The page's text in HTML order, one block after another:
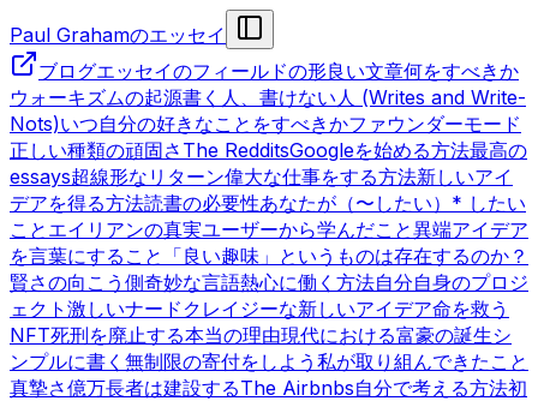
Paul Grahamのエッセイ
ブログエッセイのフィールドの形良い文章何をすべきか
ウォーキズムの起源書く人、書けない人 (Writes and Write-
Nots)いつ自分の好きなことをすべきかファウンダーモード
正しい種類の頑固さ The RedditsGoogleを始める方法最高の
essays超線形なリターン偉大な仕事をする方法新しいアイ
デアを得る方法読書の必要性あなたが（〜したい）* したい
こと エイリアンの真実ユーザーから学んだこと異端アイデア
を言葉にすること 「良い趣味」というものは存在するのか？
賢さの向こう側奇妙な言語熱心に働く方法自分自身のプロジ
ェクト 激しいナード クレイジーな新しいアイデア命を救う
NFT死刑を廃止する本当の理由現代における富豪の誕生シ
ンプルに書く 無制限の寄付をしよう 私が取り組んできたこと
真摯さ億万長者は建設するThe Airbnbs自分で考える方法初